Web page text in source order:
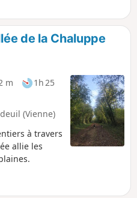
à la
le
"adulte
à
ans).
de la Chaluppe
m
1h 25
(Vienne)
à travers
allie les